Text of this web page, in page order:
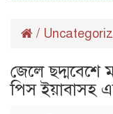
/
জেলে ছদ্মবেশে
পিস